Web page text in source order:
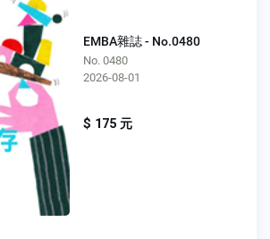
EMBA雜誌 - No.0480
No. 0480
2026-08-01
$ 175 元